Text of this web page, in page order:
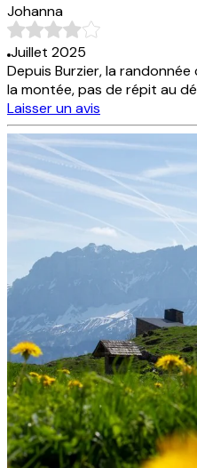
Johanna
Juillet 2025
Depuis Burzier, la
la montée, pas de répit au
Laisser un avis